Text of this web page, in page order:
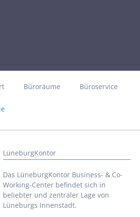
Büroräume Büroservice
LüneburgKontor
Das LüneburgKontor Business- & Co-
Working-Center befindet sich in
beliebter und zentraler Lage von
Lüneburgs Innenstadt.